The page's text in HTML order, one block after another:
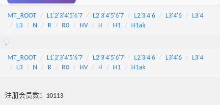
MT_ROOT L1'2'3'4'5'6'7 L2'3'4'5'6'7 L2'3'4'6 L3'4'6
L3'4
L3
N R R0 HV H H1 H1ak
MT_ROOT L1'2'3'4'5'6'7 L2'3'4'5'6'7 L2'3'4'6 L3'4'6
L3'4
L3
N R R0 HV H H1 H1ak
注册会员数：10113